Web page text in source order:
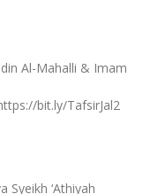
Al-Mahalli & Imam
bit.ly/TafsirJal2
Syeikh ‘Athiyah